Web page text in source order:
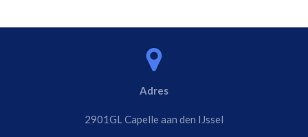
Adres
2901GL Capelle aan den IJssel